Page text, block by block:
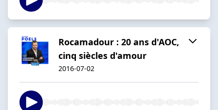
Rocamadour : 20 ans d'AOC,
cinq siècles d'amour
2016-07-02